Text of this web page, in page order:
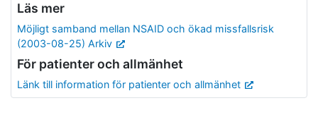
Läs mer
Möjligt samband mellan NSAID och ökad missfallsrisk
(2003-08-25) Arkiv
För patienter och allmänhet
Länk till information för patienter och allmänhet